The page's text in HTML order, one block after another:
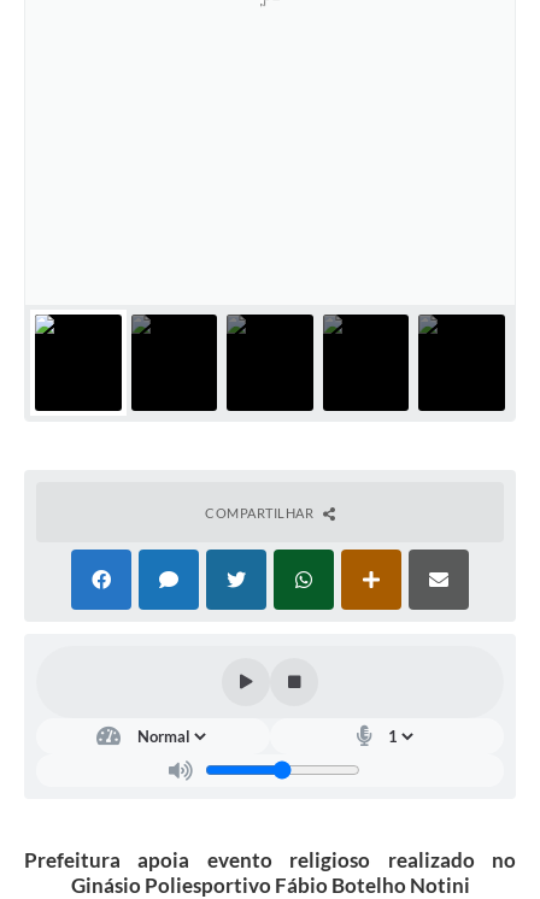
COMPARTILHAR
Prefeitura apoia evento religioso realizado no
Ginásio Poliesportivo Fábio Botelho Notini